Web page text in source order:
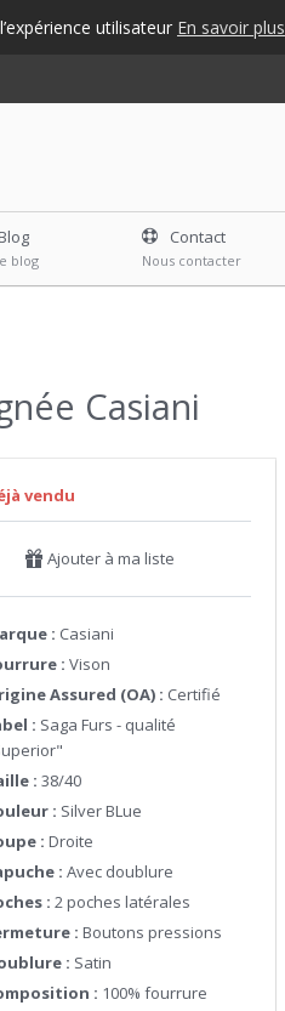
utilisateur En savoir plus
blog
Contact
Nous contacter
Casiani
vendu
Ajouter à ma liste
: Casiani
: Vison
Assured (OA) : Certifié
: Saga Furs - qualité
: 38/40
: Silver BLue
: Droite
: Avec doublure
: 2 poches latérales
: Boutons pressions
: Satin
: 100% fourrure